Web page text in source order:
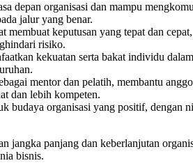
depan organisasi dan mampu
jalur yang benar.
membuat keputusan yang tepat dan
risiko.
kekuatan serta bakat individu
mentor dan pelatih, membantu
dan lebih kompeten.
budaya organisasi yang positif, dengan
panjang dan keberlanjutan
bisnis.